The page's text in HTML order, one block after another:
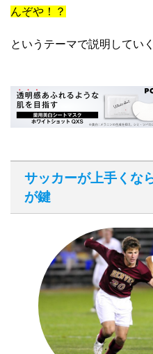
んぞや！？
というテーマで説明していく
サッカーが上手くな
が鍵